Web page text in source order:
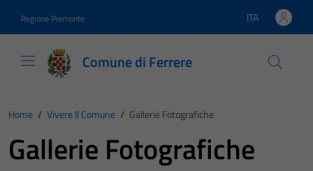
Regione Piemonte Lingua attiva:
ITA
Comune di Ferrere
Home / Vivere Il Comune / Gallerie Fotografiche
Gallerie Fotografiche